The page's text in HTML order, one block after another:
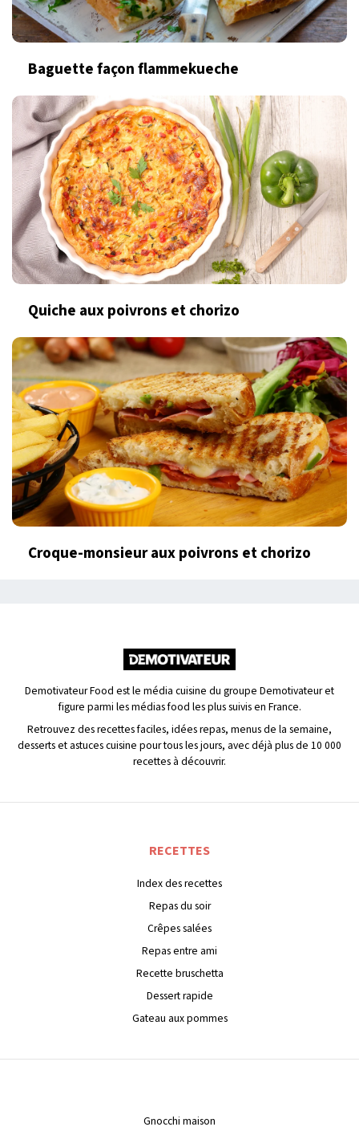
Baguette façon flammekueche
Quiche aux poivrons et chorizo
Croque-monsieur aux poivrons et chorizo
Demotivateur Food est le média cuisine du groupe Demotivateur et
figure parmi les médias food les plus suivis en France.
Retrouvez des recettes faciles, idées repas, menus de la semaine,
desserts et astuces cuisine pour tous les jours, avec déjà plus de 10 000
recettes à découvrir.
RECETTES
Index des recettes
Repas du soir
Crêpes salées
Repas entre ami
Recette bruschetta
Dessert rapide
Gateau aux pommes
Gnocchi maison